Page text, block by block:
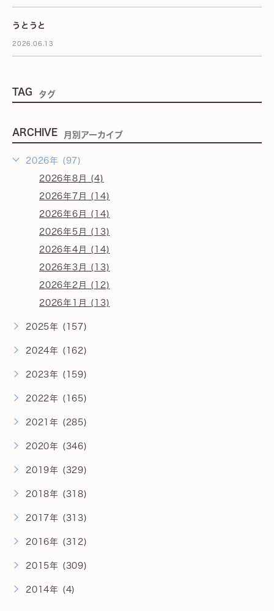
うとうと
2026.06.13
TAG タグ
ARCHIVE 月別アーカイブ
2026年 (97)
2026年8月 (4)
2026年7月 (14)
2026年6月 (14)
2026年5月 (13)
2026年4月 (14)
2026年3月 (13)
2026年2月 (12)
2026年1月 (13)
2025年 (157)
2024年 (162)
2023年 (159)
2022年 (165)
2021年 (285)
2020年 (346)
2019年 (329)
2018年 (318)
2017年 (313)
2016年 (312)
2015年 (309)
2014年 (4)